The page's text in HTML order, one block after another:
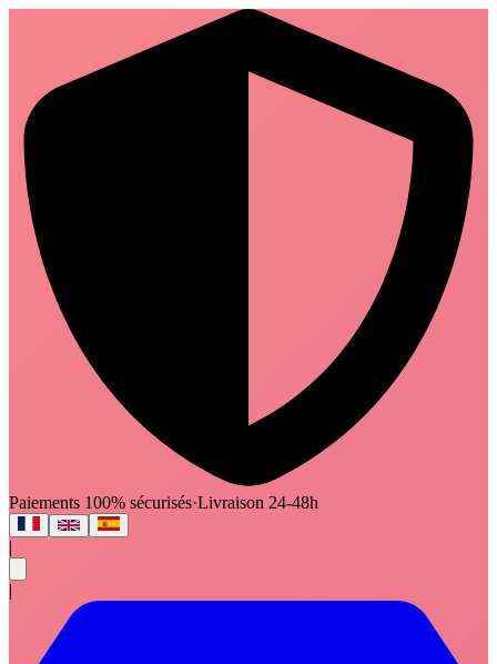
Paiements 100% sécurisés·Livraison 24-48h
|
|